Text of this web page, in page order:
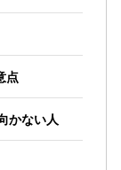
点
かない人